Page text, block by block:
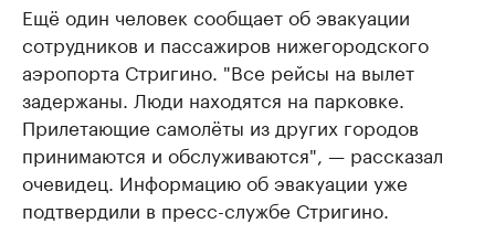
Ещё один человек сообщает об эвакуации
сотрудников и пассажиров нижегородского
аэропорта Стригино. "Все рейсы на вылет
задержаны. Люди находятся на парковке.
Прилетающие самолёты из других городов
принимаются и обслуживаются", — рассказал
очевидец. Информацию об эвакуации уже
подтвердили в пресс-службе Стригино.